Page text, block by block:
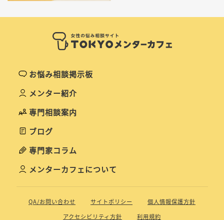
お悩み相談掲示板
メンター紹介
専門相談案内
ブログ
専門家コラム
メンターカフェについて
QA/お問い合わせ サイトポリシー
個人情報保護方針
アクセシビリティ方針
利用規約